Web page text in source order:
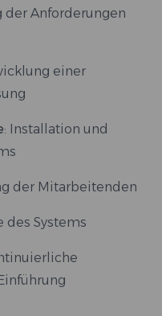
der Anforderungen
einer
: Installation und
der Mitarbeitenden
des Systems